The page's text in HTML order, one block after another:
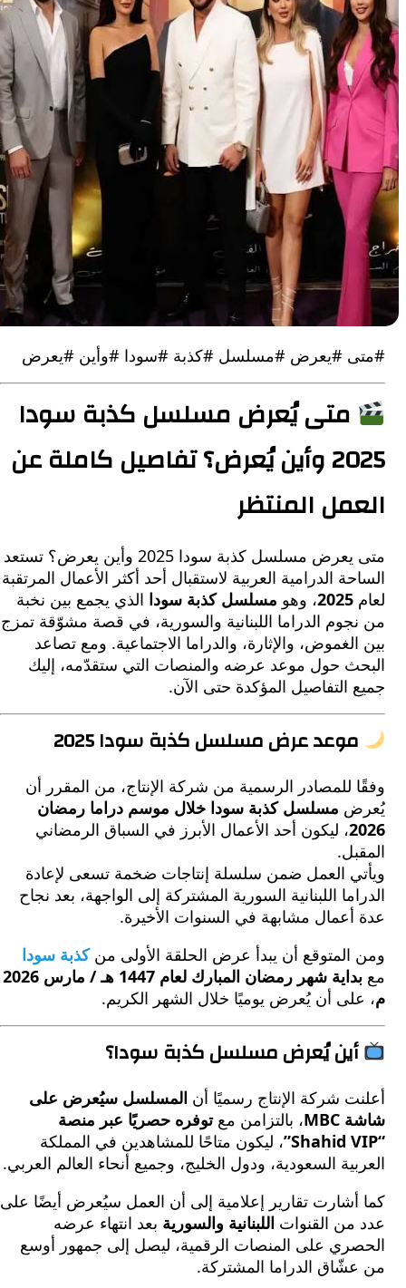
#يعرض #مسلسل #كذبة #سودا #وأين #يعرض
يُعرض مسلسل كذبة سودا
2025 وأين يُعرض؟ تفاصيل كاملة عن
المنتظر
متى يعرض مسلسل كذبة سودا 2025 وأين يعرض؟ تستعد
الدرامية العربية لاستقبال أحد أكثر الأعمال المرتقبة
2025، وهومسلسل كذبة سوداالذي يجمع بين نخبة
الدراما اللبنانية والسورية، في قصة مشوّقة تمزج
والإثارة، والدراما الاجتماعية. ومع تصاعد
حول موعد عرضه والمنصات التي ستقدّمه، إليك
التفاصيل المؤكدة حتى الآن.
عرض مسلسل كذبة سودا 2025
للمصادر الرسمية من شركة الإنتاج، من المقرر أن
مسلسل كذبة سودا خلال موسم دراما رمضان
، ليكون أحد الأعمال الأبرز في السباق الرمضاني
العمل ضمن سلسلة إنتاجات ضخمة تسعى لإعادة
اللبنانية السورية المشتركة إلى الواجهة، بعد نجاح
مشابهة في السنوات الأخيرة.
أن يبدأ عرض الحلقة الأولى منكذبة سودا
بداية شهر رمضان المبارك لعام 1447 هـ / مارس 2026
أن يُعرض يوميًا خلال الشهر الكريم.
يُعرض مسلسل كذبة سودا؟
شركة الإنتاج رسميًا أنالمسلسل سيُعرض على
، بالتزامن معتوفره حصريًا عبر منصة
، ليكون متاحًا للمشاهدين في المملكة
السعودية، ودول الخليج، وجميع أنحاء العالم العربي.
تقارير إعلامية إلى أن العمل سيُعرض أيضًا على
القنواتاللبنانية والسوريةبعد انتهاء عرضه
على المنصات الرقمية، ليصل إلى جمهور أوسع
الدراما المشتركة.